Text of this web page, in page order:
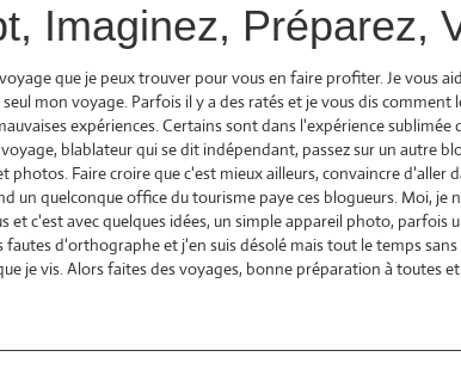
Imaginez, Préparez,
que je peux trouver pour vous en faire profiter. Je vous
mon voyage. Parfois il y a des ratés et je vous dis comment
expériences. Certains sont dans l'expérience sublimée
blablateur qui se dit indépendant, passez sur un autre
photos. Faire croire que c'est mieux ailleurs, convaincre d'aller
un quelconque office du tourisme paye ces blogueurs. Moi, je
et c'est avec quelques idées, un simple appareil photo, parfois
d'orthographe et j'en suis désolé mais tout le temps
je vis. Alors faites des voyages, bonne préparation à toutes